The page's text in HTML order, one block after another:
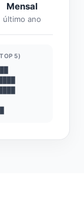
Mensal
último ano
5)